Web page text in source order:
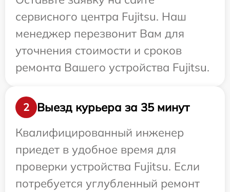
сервисного центра Fujitsu. Наш
менеджер перезвонит Вам для
уточнения стоимости и сроков
ремонта Вашего устройства Fujitsu.
2
Выезд курьера за 35 минут
Квалифицированный инженер
приедет в удобное время для
проверки устройства Fujitsu. Если
потребуется углубленный ремонт